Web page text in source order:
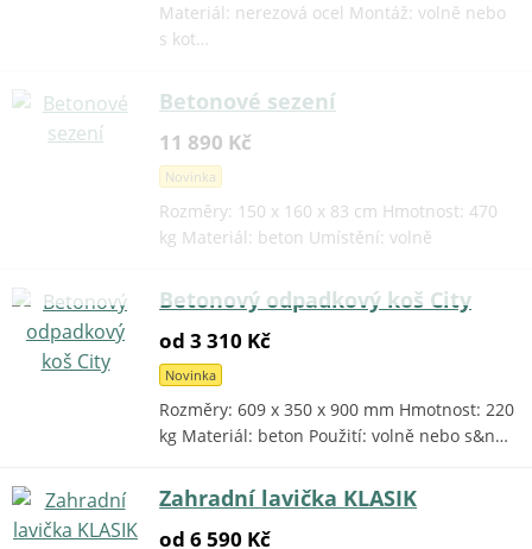
Materiál: nerezová ocel Montáž: volně nebo
s kot…
Betonové sezení
11 890 Kč
Novinka
Rozměry: 150 x 160 x 83 cm Hmotnost: 470
kg Materiál: beton Umístění: volně
Betonový odpadkový koš City
od 3 310 Kč
Novinka
Rozměry: 609 x 350 x 900 mm Hmotnost: 220
kg Materiál: beton Použití: volně nebo s&n…
Zahradní lavička KLASIK
od 6 590 Kč